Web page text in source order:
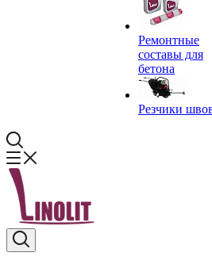
Ремонтные
составы для
бетона
Резчики